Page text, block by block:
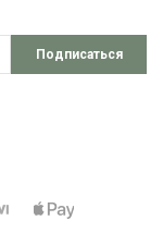
Подписаться